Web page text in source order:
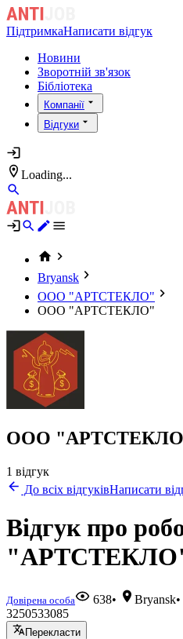
ПідтримкаНаписати відгук
Новини
Зворотній зв'язок
Бібліотека
Компанії
Відгуки
Loading...
Bryansk
ООО "АРТСТЕКЛО"
ООО "АРТСТЕКЛО"
ООО
1 відгук
До всіх відгуківНаписати
Відгук про
"АРТСТЕКЛО"
Довірена особа 638• Bryansk•
3250533085
Перекласти